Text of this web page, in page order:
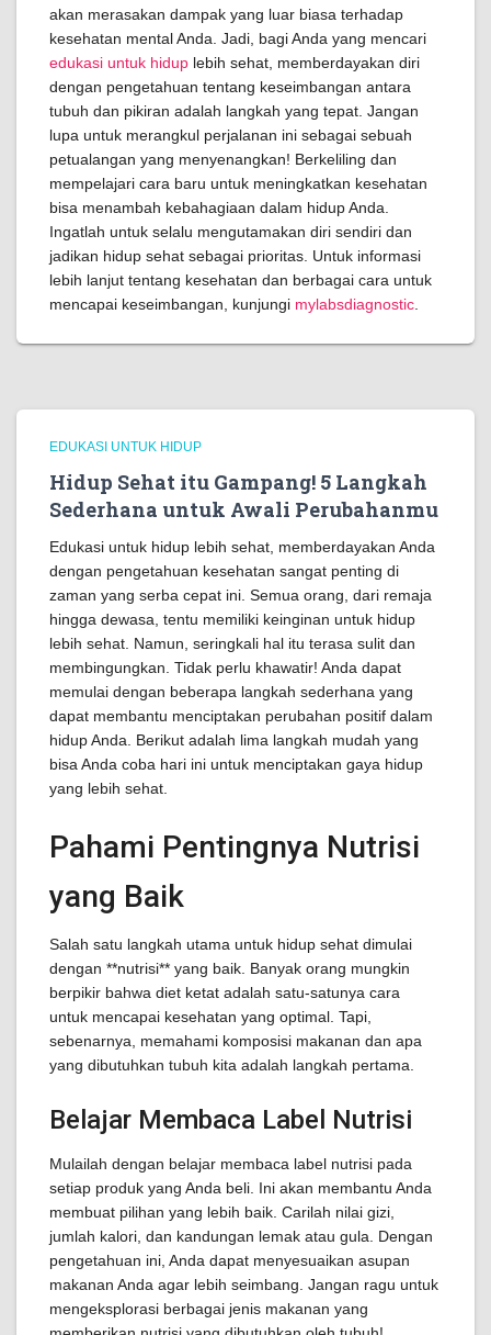
akan merasakan dampak yang luar biasa terhadap
kesehatan mental Anda. Jadi, bagi Anda yang mencari
edukasi untuk hidup lebih sehat, memberdayakan diri
dengan pengetahuan tentang keseimbangan antara
tubuh dan pikiran adalah langkah yang tepat. Jangan
lupa untuk merangkul perjalanan ini sebagai sebuah
petualangan yang menyenangkan! Berkeliling dan
mempelajari cara baru untuk meningkatkan kesehatan
bisa menambah kebahagiaan dalam hidup Anda.
Ingatlah untuk selalu mengutamakan diri sendiri dan
jadikan hidup sehat sebagai prioritas. Untuk informasi
lebih lanjut tentang kesehatan dan berbagai cara untuk
mencapai keseimbangan, kunjungi mylabsdiagnostic
EDUKASI UNTUK HIDUP
Hidup Sehat itu Gampang! 5 Langkah
Sederhana untuk Awali Perubahanmu
Edukasi untuk hidup lebih sehat, memberdayakan Anda
dengan pengetahuan kesehatan sangat penting di
zaman yang serba cepat ini. Semua orang, dari remaja
hingga dewasa, tentu memiliki keinginan untuk hidup
lebih sehat. Namun, seringkali hal itu terasa sulit dan
membingungkan. Tidak perlu khawatir! Anda dapat
memulai dengan beberapa langkah sederhana yang
dapat membantu menciptakan perubahan positif dalam
hidup Anda. Berikut adalah lima langkah mudah yang
bisa Anda coba hari ini untuk menciptakan gaya hidup
yang lebih sehat.
Pahami Pentingnya Nutrisi
yang Baik
Salah satu langkah utama untuk hidup sehat dimulai
dengan **nutrisi** yang baik. Banyak orang mungkin
berpikir bahwa diet ketat adalah satu-satunya cara
untuk mencapai kesehatan yang optimal. Tapi,
sebenarnya, memahami komposisi makanan dan apa
yang dibutuhkan tubuh kita adalah langkah pertama.
Belajar Membaca Label Nutrisi
Mulailah dengan belajar membaca label nutrisi pada
setiap produk yang Anda beli. Ini akan membantu Anda
membuat pilihan yang lebih baik. Carilah nilai gizi,
jumlah kalori, dan kandungan lemak atau gula. Dengan
pengetahuan ini, Anda dapat menyesuaikan asupan
makanan Anda agar lebih seimbang. Jangan ragu untuk
mengeksplorasi berbagai jenis makanan yang